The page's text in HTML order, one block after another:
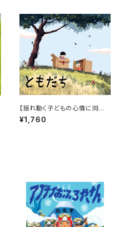
【揺れ動く子どもの心情に同
感！】『ともだち』
¥1,760